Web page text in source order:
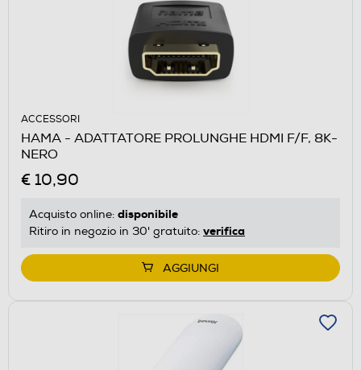
ACCESSORI
HAMA - ADATTATORE PROLUNGHE HDMI F/F, 8K-
NERO
€ 10,90
Acquisto online: disponibile
Ritiro in negozio in 30' gratuito: verifica
AGGIUNGI